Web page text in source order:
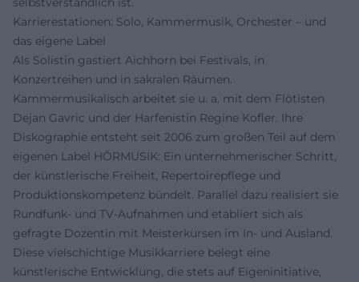
Karrierestationen: Solo, Kammermusik, Orchester – und
das eigene Label
Als Solistin gastiert Aichhorn bei Festivals, in
Konzertreihen und in sakralen Räumen.
Kammermusikalisch arbeitet sie u. a. mit dem Flötisten
Dejan Gavric und der Harfenistin Regine Kofler. Ihre
Diskographie entsteht seit 2006 zum großen Teil auf dem
eigenen Label HÖRMUSIK: Ein unternehmerischer Schritt,
der künstlerische Freiheit, Repertoirepflege und
Produktionskompetenz bündelt. Parallel dazu realisiert sie
Rundfunk- und TV-Aufnahmen und etabliert sich als
gefragte Dozentin mit Meisterkursen im In- und Ausland.
Diese vielschichtige Musikkarriere belegt eine
künstlerische Entwicklung, die stets auf Eigeninitiative,